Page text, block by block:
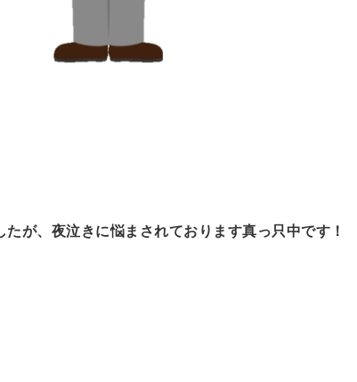
が、夜泣きに悩まされております真っ只中です！